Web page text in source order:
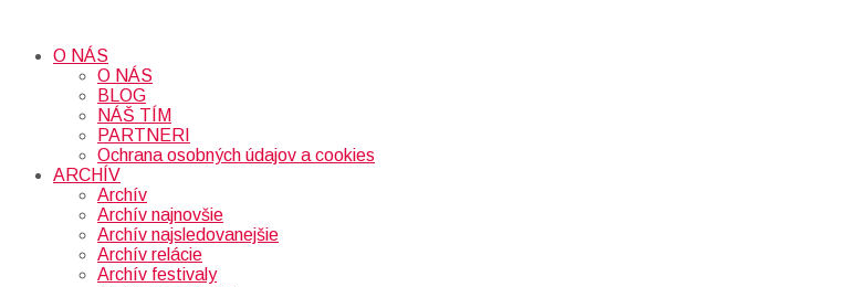
O NÁS
O NÁS
BLOG
NÁŠ TÍM
PARTNERI
Ochrana osobných údajov a cookies
ARCHÍV
Archív
Archív najnovšie
Archív najsledovanejšie
Archív relácie
Archív festivaly